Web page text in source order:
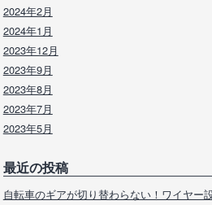
2024年2月
2024年1月
2023年12月
2023年9月
2023年8月
2023年7月
2023年5月
最近の投稿
自転車のギアが切り替わらない！ワイヤー